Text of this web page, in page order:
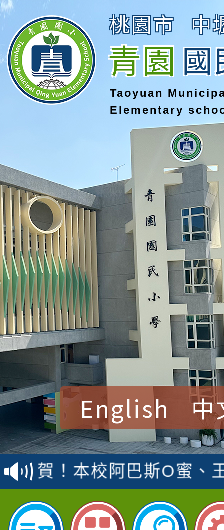
桃園市 中
青園國
Taoyuan
Elementary
English 中
賀！本校參加桃園市中
賽 洪綺君教師榮獲社
名
賀！本校阿巴斯O蜜、
倩參加桃園市科展 國
名 指導老師王老師、
賀！本校四年二班張O
園市英語競賽國小朗
賀！本校參加桃園市中